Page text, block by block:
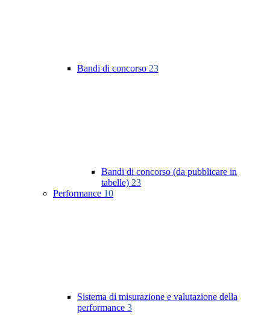
Bandi di concorso 23
Bandi di concorso (da pubblicare in
tabelle) 23
Performance 10
Sistema di misurazione e valutazione della
performance 3